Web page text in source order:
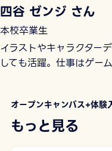
四谷 ゼンジ さん
本校卒業生
イラストやキャラクター
しても活躍。仕事はゲー
オープンキャンパス+体験
もっと見る